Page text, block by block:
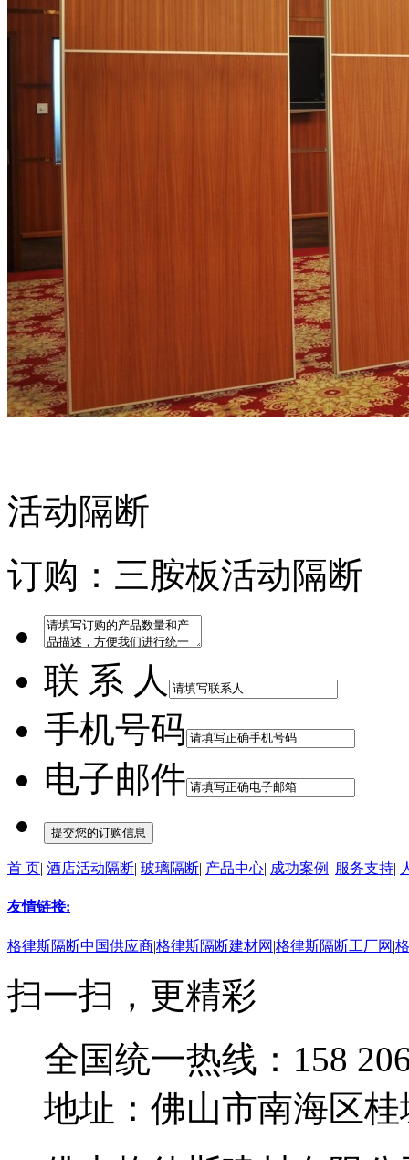
东莞鸿业机械厂
虎门利国机械厂
活动隔断
订购：三胺板活动隔断
联 系 人
手机号码
电子邮件
首 页| 酒店活动隔断| 玻璃隔断| 产品中心| 成功案例 | 服务支持|
友情链接:
格律斯隔断中国供应商|格律斯隔断建材网 |格律斯隔断工厂网 |
扫一扫，更精彩
全国统一热线：158
地址：佛山市南海区